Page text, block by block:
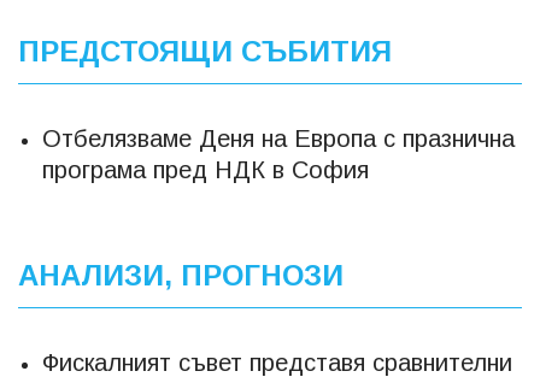
ПРЕДСТОЯЩИ СЪБИТИЯ
Отбелязваме Деня на Европа с празнична
програма пред НДК в София
АНАЛИЗИ, ПРОГНОЗИ
Фискалният съвет представя сравнителни